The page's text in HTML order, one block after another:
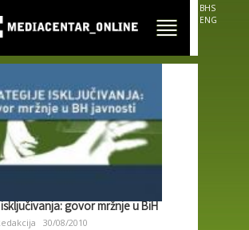
main
content
BHS
ENG
govor mržnje u BiH
30/08/2010